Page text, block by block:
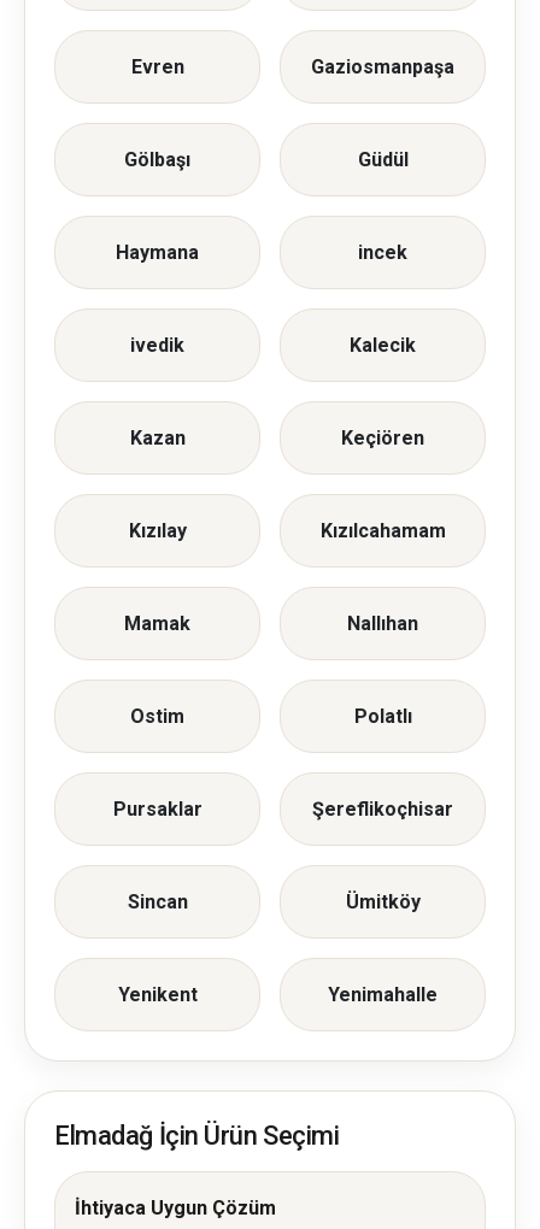
Evren Gaziosmanpaşa
Gölbaşı Güdül
Haymana incek
ivedik Kalecik
Kazan Keçiören
Kızılay Kızılcahamam
Mamak Nallıhan
Ostim Polatlı
Pursaklar Şereflikoçhisar
Sincan Ümitköy
Yenikent Yenimahalle
Elmadağ İçin Ürün Seçimi
İhtiyaca Uygun Çözüm